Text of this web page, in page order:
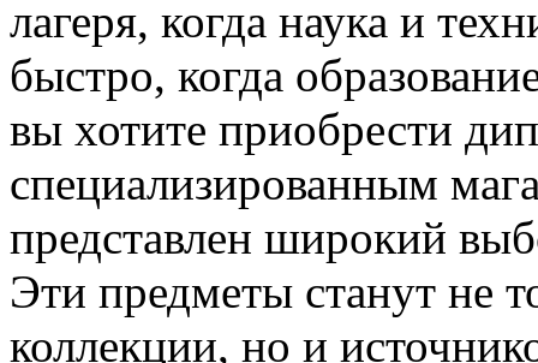
лагеря, когда наука и
быстро, когда
вы хотите приобрести
специализированным
представлен широкий
Эти предметы станут не
коллекции, но и